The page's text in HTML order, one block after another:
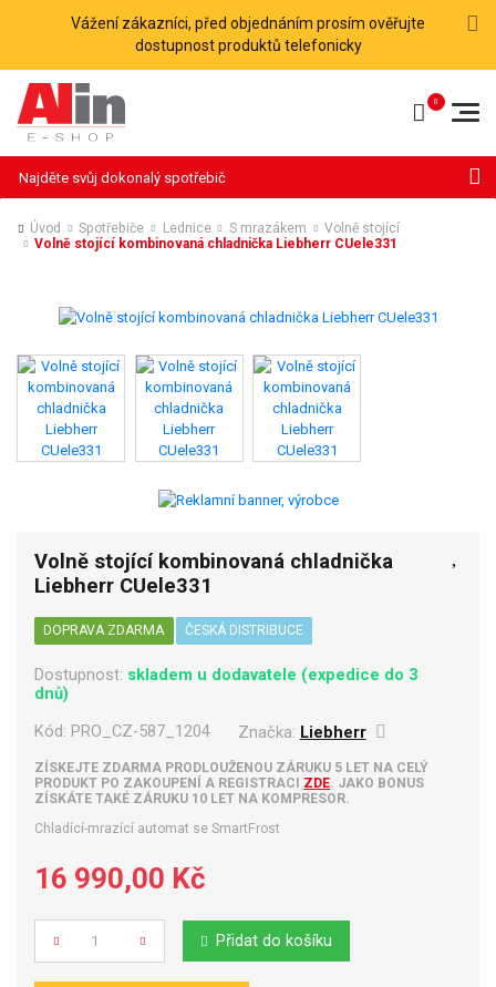
Vážení zákazníci, před objednáním prosím ověřujte
dostupnost produktů telefonicky
Úvod Spotřebiče Lednice S mrazákem
Volně stojící
Volně stojící kombinovaná chladnička Liebherr CUele331
Volně stojící kombinovaná chladnička
Liebherr CUele331
DOPRAVA ZDARMA ČESKÁ DISTRIBUCE
Dostupnost: skladem u dodavatele (expedice do 3
dnů)
Kód: PRO_CZ-587_1204 Značka: Liebherr
ZÍSKEJTE ZDARMA PRODLOUŽENOU ZÁRUKU 5 LET NA CELÝ
PRODUKT PO ZAKOUPENÍ A REGISTRACI ZDE. JAKO BONUS
ZÍSKÁTE TAKÉ ZÁRUKU 10 LET NA KOMPRESOR.
Chladící-mrazící automat se SmartFrost
16 990,00 Kč
Počet Přidat do košíku